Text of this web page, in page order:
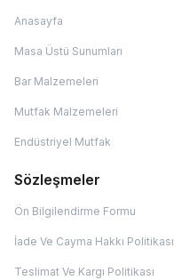
Anasayfa
Masa Üstü Sunumları
Bar Malzemeleri
Mutfak Malzemeleri
Endüstriyel Mutfak
Sözleşmeler
Ön Bilgilendirme Formu
İade Ve Cayma Hakkı Politikası
Teslimat Ve Kargı Politikası